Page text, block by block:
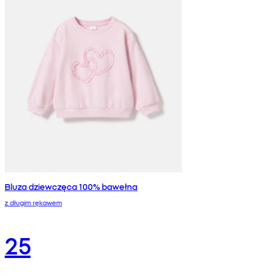
Bluza dziewczęca 100% bawełna
z długim rękawem
25